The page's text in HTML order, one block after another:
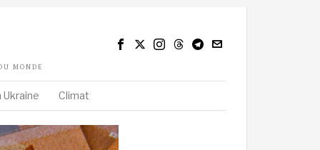
MONDE
Ukraine Climat